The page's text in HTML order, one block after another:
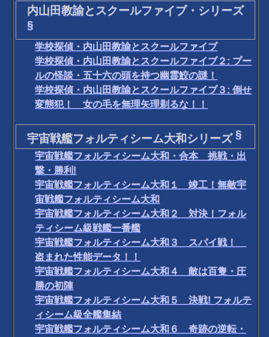
内山田教諭とスクールファイブ・シリーズ
§
学校探偵・内山田教諭とスクールファイブ
学校探偵・内山田教諭とスクールファイブ２: プー
ルの怪談・五十六の頭を持つ幽霊鮫の謎！
学校探偵・内山田教諭とスクールファイブ３: 倒せ
変態犯！ 女の毛を無理矢理剃るな！！
宇宙戦艦フォルティシーム大和シリーズ §
宇宙戦艦フォルティシーム大和・合本 挑戦・出
撃・勝利!
宇宙戦艦フォルティシーム大和１ 竣工！無敵宇
宙戦艦フォルティシーム大和
宇宙戦艦フォルティシーム大和２ 対決！フォル
ティシーム級戦艦一番艦
宇宙戦艦フォルティシーム大和３ スパイ戦！
盗まれた性能データ！！
宇宙戦艦フォルティシーム大和４ 敵は百隻・圧
勝の初陣
宇宙戦艦フォルティシーム大和５ 決戦! フォルテ
ィシーム級全艦集結
宇宙戦艦フォルティシーム大和６ 奇跡の逆転・